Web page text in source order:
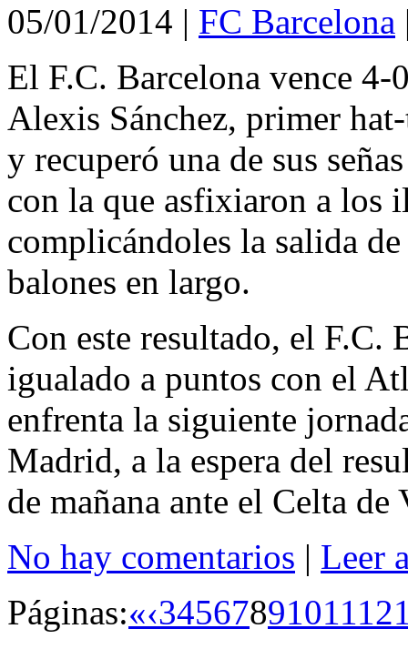
05/01/2014 | FC Barcelona
El F.C. Barcelona vence 4-
Alexis Sánchez, primer
y recuperó una de sus
con la que asfixiaron a los
complicándoles la salida
balones en largo.
Con este resultado, el F.C.
igualado a puntos con el
enfrenta la siguiente
Madrid, a la espera del
de mañana ante el Celta de
No hay comentarios | Leer
Páginas:«‹3456789101112